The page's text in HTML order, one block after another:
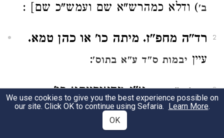
ב') ודלא כמהרש"א שם ועמש"כ שם] :
2
רד"ה מחפ"ז. מיתה כו' או כהן טמא.
עיין יבמות ס"ד ע"א בתוס':
3 תוס' ד"ה כך. א"נ מדאורייתא כו'.
עמש"כ ע"ד דהכא בתמורה בסופה:
We use cookies to give you the best experience possible on
our site. Click OK to continue using Sefaria. Learn More.
OK